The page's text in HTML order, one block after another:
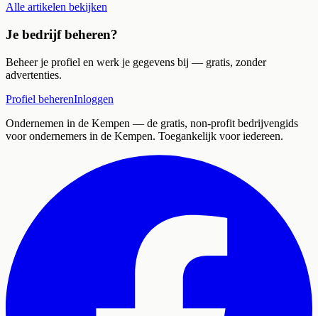
Alle artikelen bekijken
Je bedrijf beheren?
Beheer je profiel en werk je gegevens bij — gratis, zonder
advertenties.
Profiel beherenInloggen
Ondernemen in de Kempen — de gratis, non-profit bedrijvengids
voor ondernemers in de Kempen. Toegankelijk voor iedereen.